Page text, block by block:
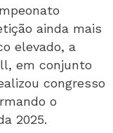
ainda mais
elevado, a
em conjunto
congresso
o
2025.